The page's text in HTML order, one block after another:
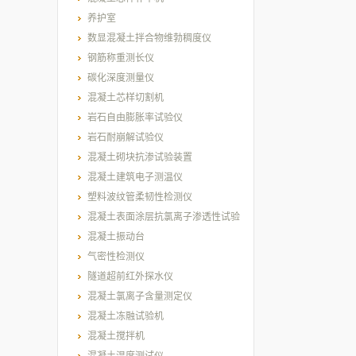
养护室
数显混凝土拌合物维勃稠度仪
钢筋称重测长仪
碳化深度测量仪
混凝土芯样切割机
岩石自由膨胀率试验仪
岩石耐崩解试验仪
混凝土砌块抗渗试验装置
混凝土建筑电子测温仪
塑料波纹管柔韧性检测仪
混凝土表面涂层抗氯离子渗透性试验
装置
混凝土振动台
气密性检测仪
隧道超前红外探水仪
混凝土氯离子含量测定仪
混凝土冻融试验机
混凝土搅拌机